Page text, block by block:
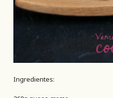
Ingredientes: